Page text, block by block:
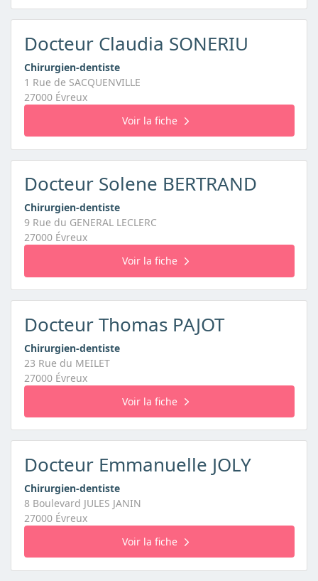
Docteur Claudia SONERIU
Chirurgien-dentiste
1 Rue de SACQUENVILLE
27000 Évreux
Voir la fiche
Docteur Solene BERTRAND
Chirurgien-dentiste
9 Rue du GENERAL LECLERC
27000 Évreux
Voir la fiche
Docteur Thomas PAJOT
Chirurgien-dentiste
23 Rue du MEILET
27000 Évreux
Voir la fiche
Docteur Emmanuelle JOLY
Chirurgien-dentiste
8 Boulevard JULES JANIN
27000 Évreux
Voir la fiche